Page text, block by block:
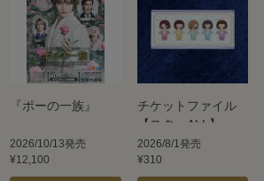
『ポーの一族』
2026/10/13発売
¥12,100
チケットファイル
【スターALL】
2026/8/1発売
¥310